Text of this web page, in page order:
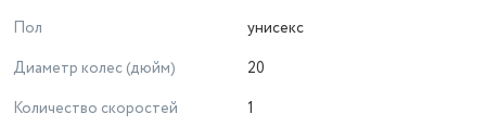
Пол
унисекс
Диаметр колес (дюйм)
20
Количество скоростей
1